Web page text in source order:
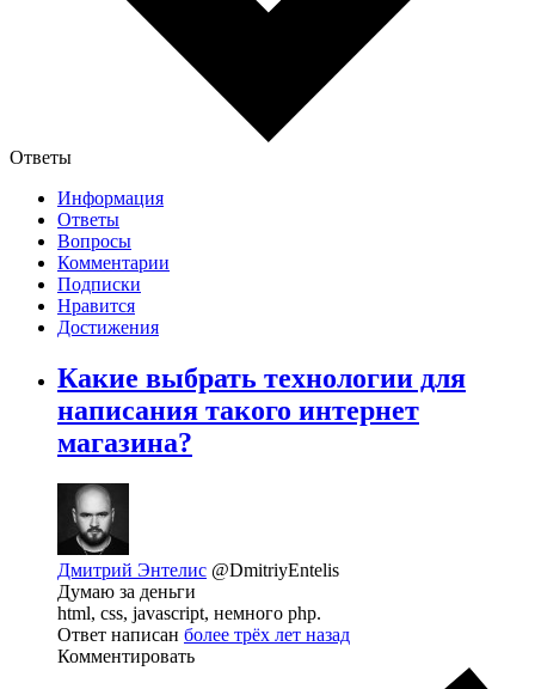
Ответы
Информация
Ответы
Вопросы
Комментарии
Подписки
Нравится
Достижения
Какие выбрать технологии для
написания такого интернет
магазина?
Дмитрий Энтелис @DmitriyEntelis
Думаю за деньги
html, css, javascript, немного php.
Ответ написан более трёх лет назад
Комментировать